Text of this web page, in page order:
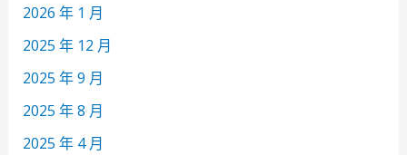
2026 年 1 月
2025 年 12 月
2025 年 9 月
2025 年 8 月
2025 年 4 月